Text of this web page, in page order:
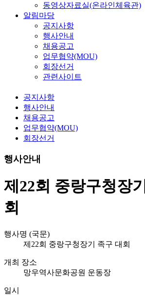
동영상자료실(온라인체육관)
알림마당
공지사항
행사안내
채용공고
업무협약(MOU)
회장선거
관련사이트
공지사항
행사안내
채용공고
업무협약(MOU)
회장선거
행사안내
제22회 중랑구청장
회
행사명 (국문)
제22회 중랑구청장기 족구 대회
개최 장소
망우역사문화공원 운동장
일시